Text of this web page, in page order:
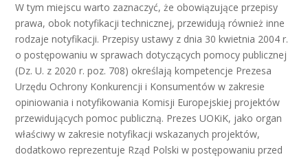
W tym miejscu warto zaznaczyć, że obowiązujące przepisy
prawa, obok notyfikacji technicznej, przewidują również inne
rodzaje notyfikacji. Przepisy ustawy z dnia 30 kwietnia 2004 r.
o postępowaniu w sprawach dotyczących pomocy publicznej
(Dz. U. z 2020 r. poz. 708) określają kompetencje Prezesa
Urzędu Ochrony Konkurencji i Konsumentów w zakresie
opiniowania i notyfikowania Komisji Europejskiej projektów
przewidujących pomoc publiczną. Prezes UOKiK, jako organ
właściwy w zakresie notyfikacji wskazanych projektów,
dodatkowo reprezentuje Rząd Polski w postępowaniu przed